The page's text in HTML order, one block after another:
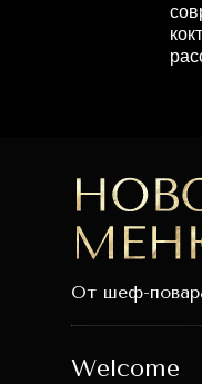
От шеф-
Welcome